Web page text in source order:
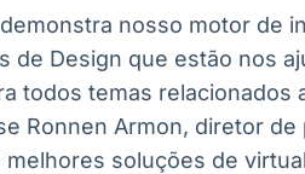
nosso motor de
Design que estão nos
todos temas relacionados
Ronnen Armon, diretor
soluções de